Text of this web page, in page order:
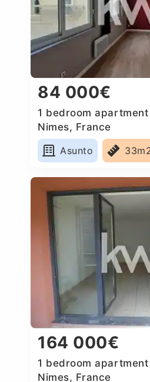
84 000€
1 bedroom
Nimes, France
Asunto
164 000€
1 bedroom
Nimes, France